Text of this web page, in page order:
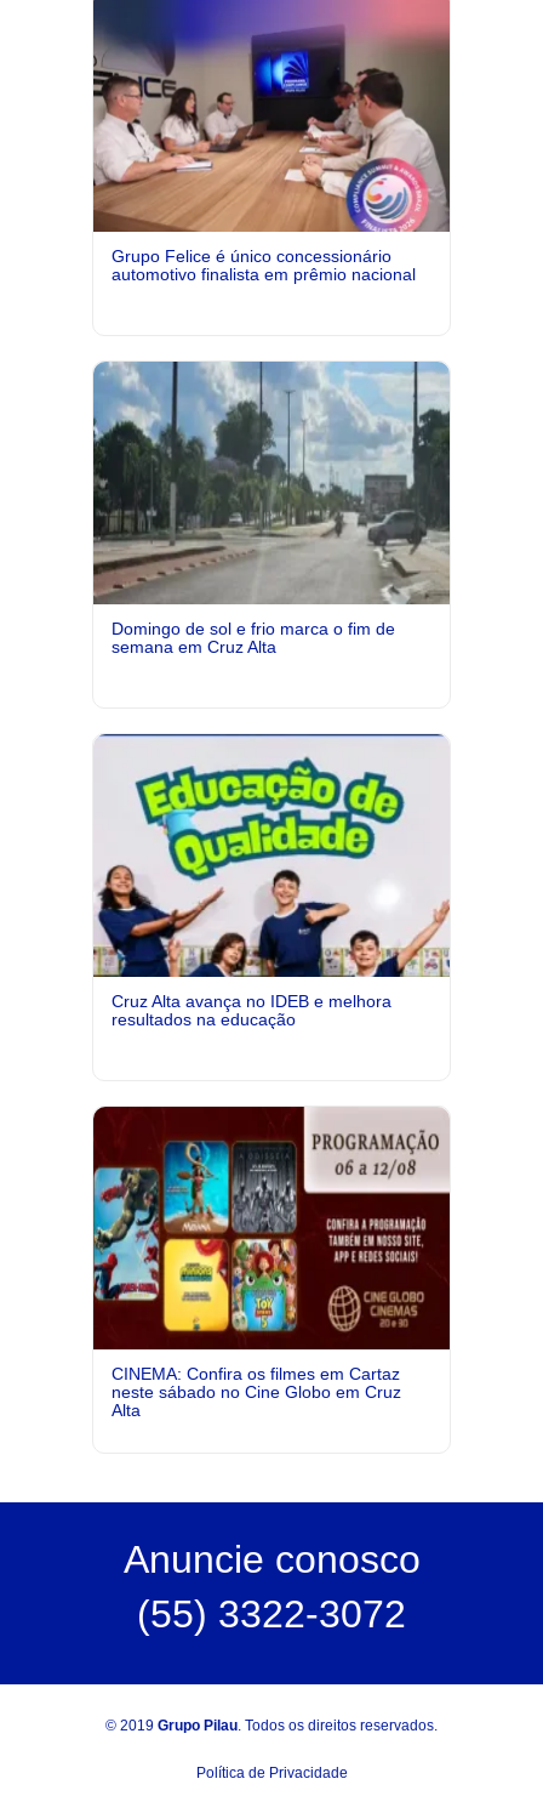
Grupo Felice é único concessionário
automotivo finalista em prêmio nacional
Domingo de sol e frio marca o fim de
semana em Cruz Alta
Cruz Alta avança no IDEB e melhora
resultados na educação
CINEMA: Confira os filmes em Cartaz
neste sábado no Cine Globo em Cruz
Alta
Anuncie conosco
(55) 3322-3072
© 2019 Grupo Pilau. Todos os direitos reservados.
Política de Privacidade